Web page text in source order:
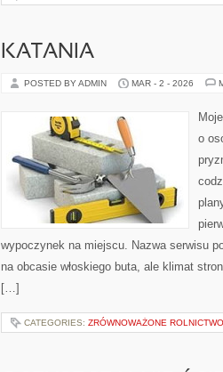
KATANIA
POSTED BY ADMIN MAR - 2 - 2026
o
wypoczynek na miejscu. Nazwa serwisu
na obcasie włoskiego buta, ale klimat
[…]
CATEGORIES: ZRÓWNOWAŻONE ROLNICTWO